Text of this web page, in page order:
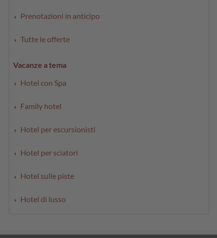
Prenotazioni in anticipo
Tutte le offerte
Vacanze a tema
Hotel con Spa
Family hotel
Hotel per escursionisti
Hotel per sciatori
Hotel sulle piste
Hotel di lusso